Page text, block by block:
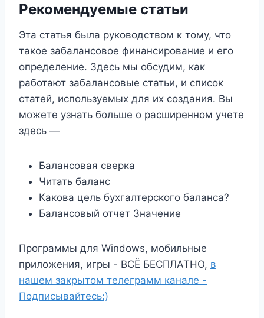
Рекомендуемые статьи
Эта статья была руководством к тому, что
такое забалансовое финансирование и его
определение. Здесь мы обсудим, как
работают забалансовые статьи, и список
статей, используемых для их создания. Вы
можете узнать больше о расширенном учете
здесь —
Балансовая сверка
Читать баланс
Какова цель бухгалтерского баланса?
Балансовый отчет Значение
Программы для Windows, мобильные
приложения, игры - ВСЁ БЕСПЛАТНО, в
нашем закрытом телеграмм канале -
Подписывайтесь:)